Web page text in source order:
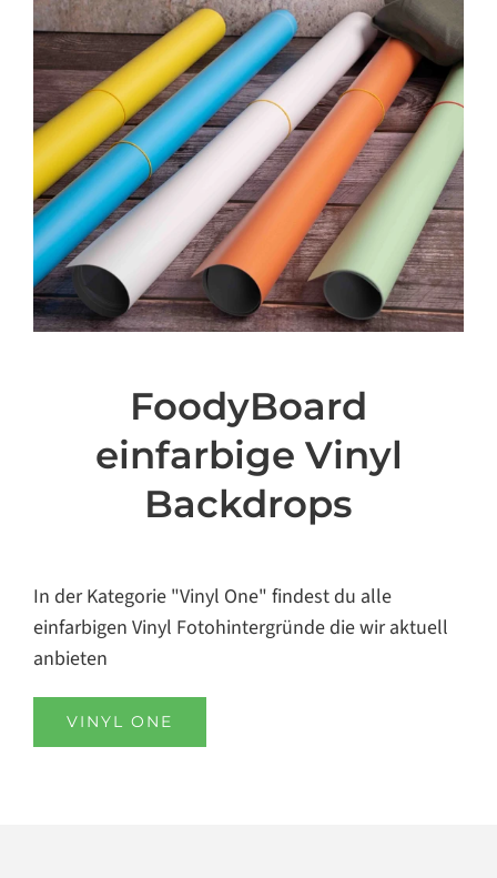
FoodyBoard
einfarbige Vinyl
Backdrops
In der Kategorie "Vinyl One" findest du alle
einfarbigen Vinyl Fotohintergründe die wir aktuell
anbieten
VINYL ONE